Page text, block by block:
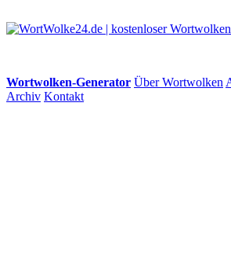
Wortwolken-Generator Über Wortwolken
Archiv Kontakt